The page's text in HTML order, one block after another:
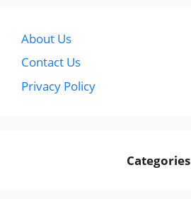
About Us
Contact Us
Privacy Policy
Categories